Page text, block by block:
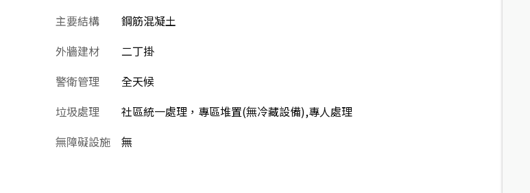
主要結構
鋼筋混凝土
外牆建材
二丁掛
警衛管理
全天候
垃圾處理
社區統一處理，專區堆置(無冷藏設備),專人處理
無障礙設施
無